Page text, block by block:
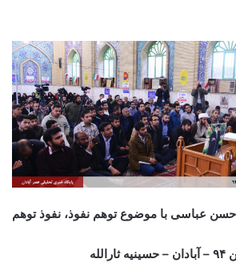
حسن عباسی با موضوع توهم نفوذ، نفوذ توهم